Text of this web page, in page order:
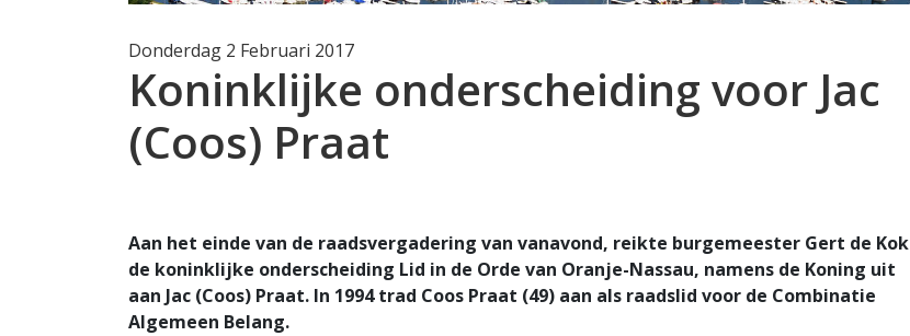
Donderdag 2 Februari 2017
Koninklijke onderscheiding voor Jac
(Coos) Praat
Aan het einde van de raadsvergadering van vanavond, reikte burgemeester Gert de Kok
de koninklijke onderscheiding Lid in de Orde van Oranje-Nassau, namens de Koning uit
aan Jac (Coos) Praat. In 1994 trad Coos Praat (49) aan als raadslid voor de Combinatie
Algemeen Belang.